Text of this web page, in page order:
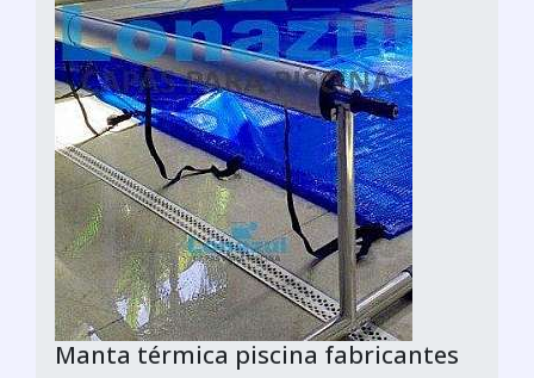
Manta térmica piscina fabricantes